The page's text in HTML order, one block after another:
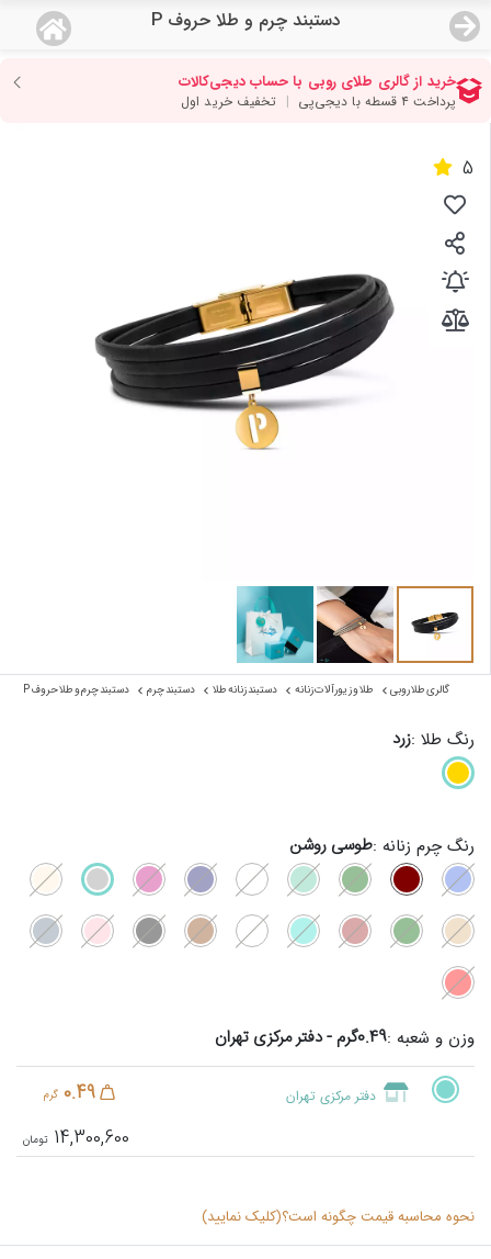
دستبند چرم و طلا حروف P
منو
صفحه اصلی
دسته بندی محصولات
نمایندگی ها
مجله روبی
5
گالری طلا روبی طلا و زیورآلات زنانه دستبند زنانه طلا دستبند چرم دستبند چرم و طلا حروف P
رنگ طلا :زرد
رنگ چرم زنانه :طوسی روشن
وزن و شعبه :0.49گرم - دفتر مرکزی تهران
دفتر مرکزی تهران 0.49 گرم
14,300,600
نحوه محاسبه قیمت چگونه است؟(کلیک نمایید)